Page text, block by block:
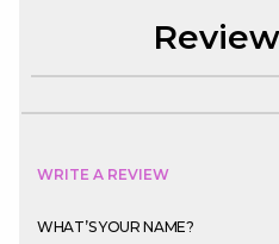
WRITE A REVIEW
WHAT’S YOUR NAME?